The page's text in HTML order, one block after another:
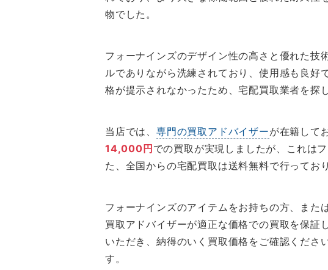
物でした。
フォーナインズのデザイン性の高さと優れた
ルでありながら洗練されており、使用感も良好
格が提示されなかったため、宅配買取業者を探
当店では、 専門の買取アドバイザーが在籍して
14,000円 での買取が実現しましたが、これは
た、全国からの宅配買取は送料無料で行ってお
フォーナインズのアイテムをお持ちの方、また
買取アドバイザーが適正な価格での買取を保証
いただき、納得のいく買取価格をご確認くださ
す。